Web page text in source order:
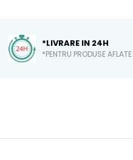
*LIVRARE IN 24H
*PENTRU PRODUSE